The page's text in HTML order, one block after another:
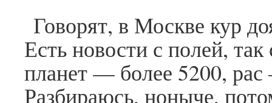
Говорят, в Москве кур
Есть новости с полей,
планет — более 5200,
Разбираюсь, ноныче,